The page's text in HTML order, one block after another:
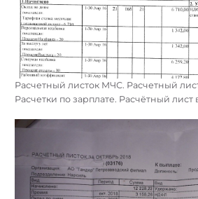
Расчетный листок МЧС. Расчетный
Расчетки по зарплате. Расчётный